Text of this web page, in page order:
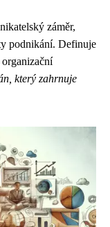
záměr,
podnikání. Definuje
který zahrnuje